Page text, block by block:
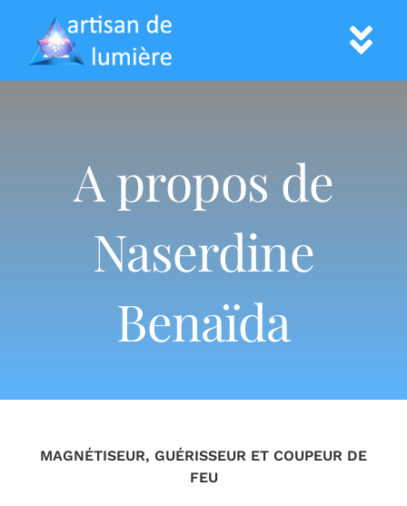
content
Prestations
Informations
A propos de
Naserdine
Benaïda
MAGNÉTISEUR, GUÉRISSEUR ET COUPEUR DE
FEU